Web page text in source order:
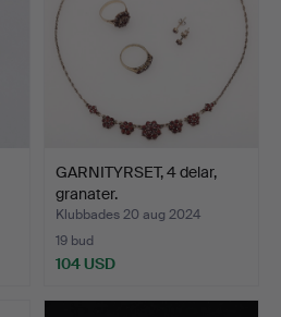
GARNITYRSET, 4 delar,
granater.
Klubbades 20 aug 2024
19 bud
104 USD